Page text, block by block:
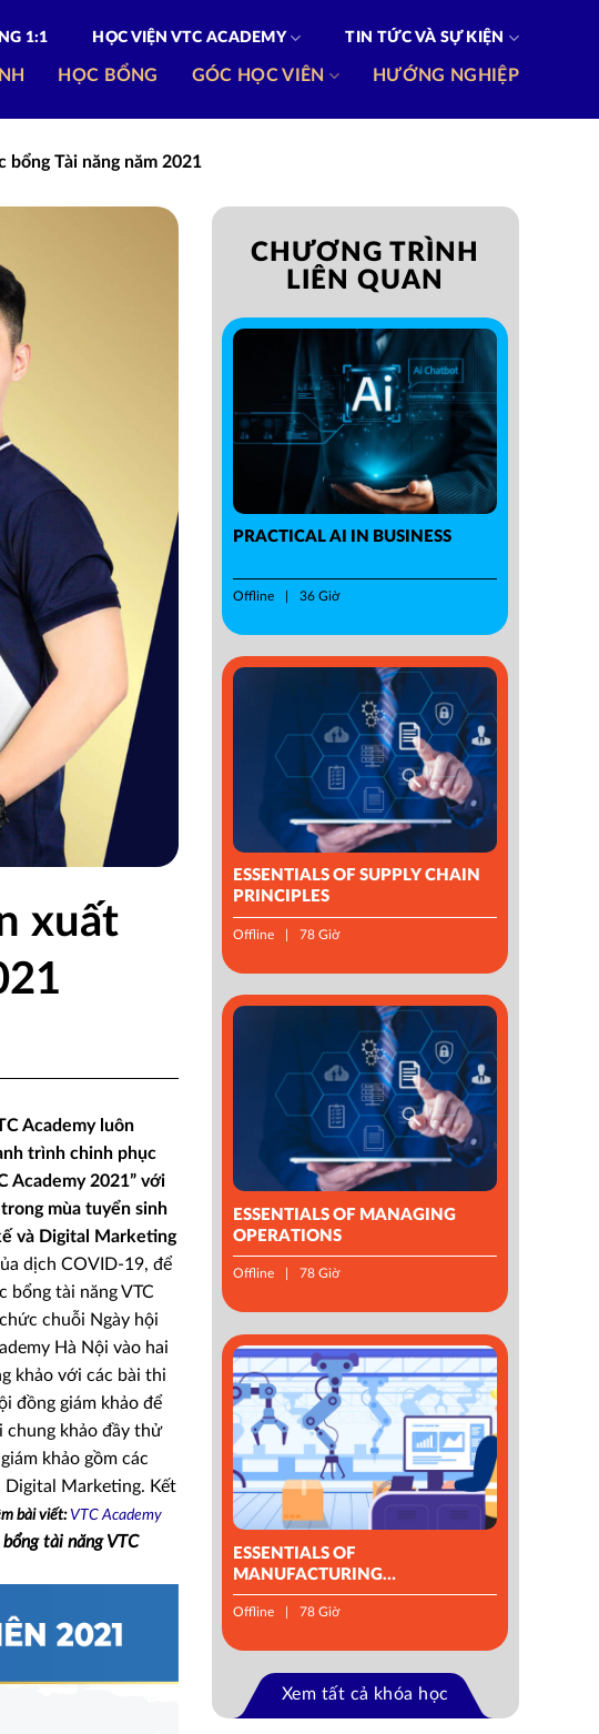
1:1 HỌC VIỆN VTC ACADEMY TIN TỨC VÀ SỰ KIỆN
HỌC BỔNG GÓC HỌC VIÊN HƯỚNG NGHIỆP
bổng Tài năng năm 2021
xuất
Academy luôn
trình chinh phục
Academy 2021” với
mùa tuyển sinh
và Digital Marketing
dịch COVID-19, để
bổng tài năng VTC
chuỗi Ngày hội
Hà Nội vào hai
khảo với các bài thi
đồng giám khảo để
chung khảo đầy thử
khảo gồm các
Digital Marketing. Kết
bài viết: VTC Academy
tài năng VTC
CHƯƠNG TRÌNH
LIÊN QUAN
PRACTICAL AI IN BUSINESS
Offline 36 Giờ
ESSENTIALS OF SUPPLY CHAIN
PRINCIPLES
Offline 78 Giờ
ESSENTIALS OF MANAGING
OPERATIONS
Offline 78 Giờ
ESSENTIALS OF
MANUFACTURING
MANAGEMENT
Offline 78 Giờ
Xem tất cả khóa học